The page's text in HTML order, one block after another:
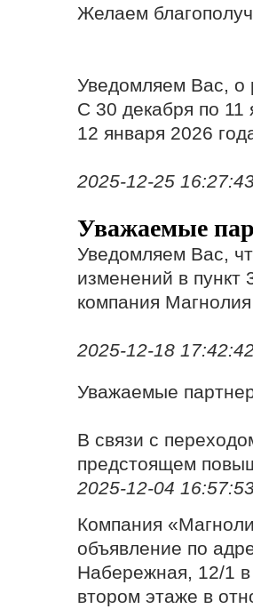
Желаем
Уведомляем Вас, о
С 30 декабря по
12 января 2026
2025-12-25
Уважаемые
Уведомляем Вас,
изменений в
компания
2025-12-18
Уважаемые
В связи с
предстоящем
2025-12-04
Компания
объявление по
Набережная, 12/1
втором этаже в